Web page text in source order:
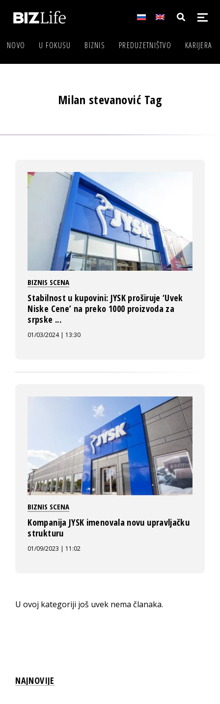
NOVO U FOKUSU BIZNIS PREDUZETNIŠTVO KARIJERA
Milan stevanović Tag
BIZNIS SCENA
Stabilnost u kupovini: JYSK proširuje ‘Uvek
Niske Cene’ na preko 1000 proizvoda za
srpske ...
01/03/2024 | 13:30
BIZNIS SCENA
Kompanija JYSK imenovala novu upravljačku
strukturu
01/09/2023 | 11:02
U ovoj kategoriji još uvek nema članaka.
NAJNOVIJE